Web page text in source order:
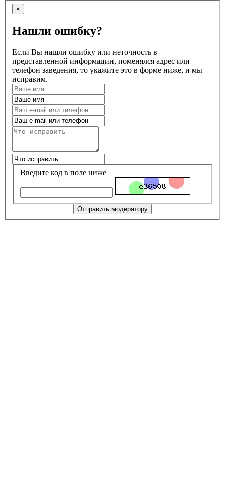
×
Нашли ошибку?
Если Вы нашли ошибку или неточность в
представленной информации, поменялся адрес или
телефон заведения, то укажите это в форме ниже, и мы
исправим.
Введите код в поле ниже
Отправить модератору